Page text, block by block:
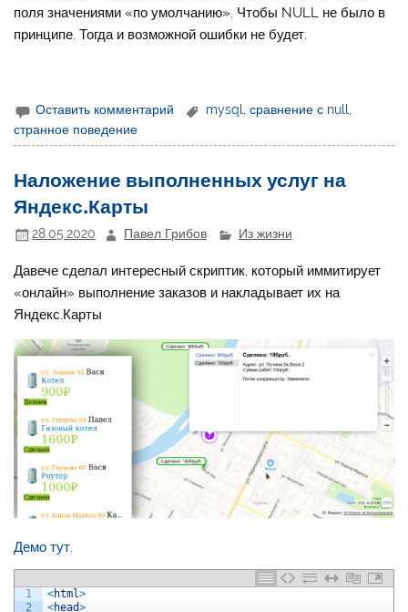
поля значениями «по умолчанию». Чтобы NULL не было в
принципе. Тогда и возможной ошибки не будет.
Оставить комментарий mysql ,сравнение с null
странное поведение
Наложение выполненных услуг на
Яндекс.Карты
28.05.2020 Павел Грибов Из жизни
Давече сделал интересный скриптик, который иммитирует
«онлайн» выполнение заказов и накладывает их на
Яндекс.Карты
Демо тут.
1
2
<html>
<head>